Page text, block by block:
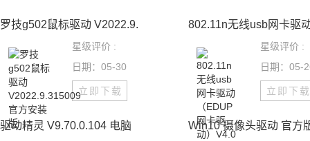
罗技g502鼠标驱动 V2022.9.
星级评价 :
日期：05-30
立即下载
802.11n无线usb网卡驱
星级评价 :
日期：05-
立即下载
驱动精灵 V9.70.0.104 电脑 Win10 摄像头驱动 官方